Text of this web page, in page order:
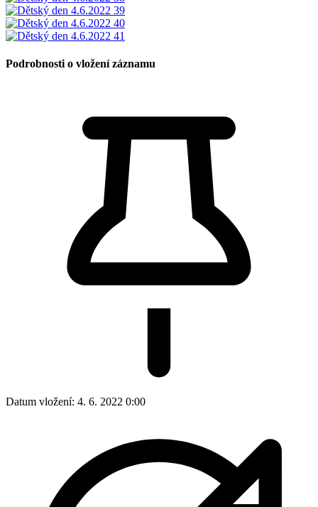
Podrobnosti o vložení záznamu
Datum vložení: 4. 6. 2022 0:00